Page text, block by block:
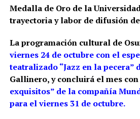
Medalla de Oro de la
trayectoria y labor de difusión
La programación cultural de
viernes 24 de octubre con el
teatralizado “Jazz en la pecera”
Gallinero, y concluirá el mes
exquisitos” de la compañía
para el viernes 31 de octubre.